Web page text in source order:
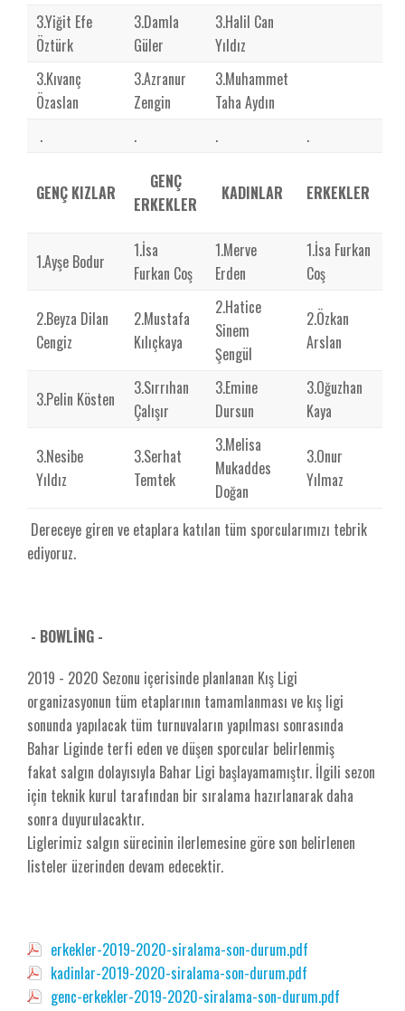
3.Yiğit Efe
Öztürk
3.Damla
Güler
3.Halil Can
Yıldız
3.Kıvanç
Özaslan
3.Azranur
Zengin
3.Muhammet
Taha Aydın
.
. . .
GENÇ KIZLAR
GENÇ
ERKEKLER
KADINLAR ERKEKLER
1.Ayşe Bodur
1.İsa
Furkan Coş
1.Merve
Erden
1.İsa Furkan
Coş
2.Beyza Dilan
Cengiz
2.Mustafa
Kılıçkaya
2.Hatice
Sinem
Şengül
2.Özkan
Arslan
3.Pelin Kösten
3.Sırrıhan
Çalışır
3.Emine
Dursun
3.Oğuzhan
Kaya
3.Nesibe
Yıldız
3.Serhat
Temtek
3.Melisa
Mukaddes
Doğan
3.Onur
Yılmaz
Dereceye giren ve etaplara katılan tüm sporcularımızı tebrik
ediyoruz.
- BOWLİNG -
2019 - 2020 Sezonu içerisinde planlanan Kış Ligi
organizasyonun tüm etaplarının tamamlanması ve kış ligi
sonunda yapılacak tüm turnuvaların yapılması sonrasında
Bahar Liginde terfi eden ve düşen sporcular belirlenmiş
fakat salgın dolayısıyla Bahar Ligi başlayamamıştır. İlgili sezon
için teknik kurul tarafından bir sıralama hazırlanarak daha
sonra duyurulacaktır.
Liglerimiz salgın sürecinin ilerlemesine göre son belirlenen
listeler üzerinden devam edecektir.
erkekler-2019-2020-siralama-son-durum.pdf
kadinlar-2019-2020-siralama-son-durum.pdf
genc-erkekler-2019-2020-siralama-son-durum.pdf